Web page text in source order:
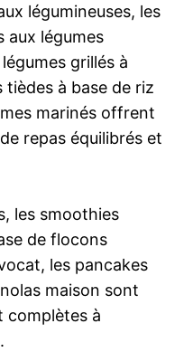
légumineuses, les
aux légumes
grillés à
tièdes à base de riz
marinés offrent
repas équilibrés et
les smoothies
de flocons
les pancakes
maison sont
complètes à